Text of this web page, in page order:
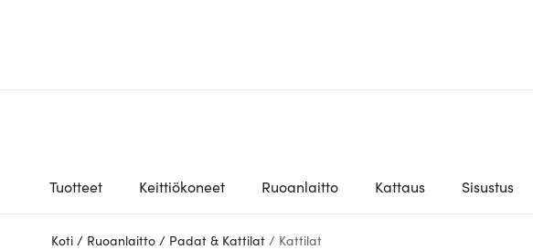
Tuotteet Keittiökoneet Ruoanlaitto Kattaus Sisustus
Koti / Ruoanlaitto / Padat & Kattilat / Kattilat